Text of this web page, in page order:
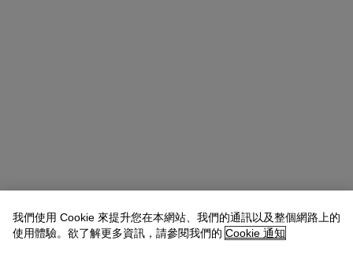
我們使用 Cookie 來提升您在本網站、我們的通訊以及整個網路上的
使用體驗。欲了解更多資訊，請參閱我們的 Cookie 通知